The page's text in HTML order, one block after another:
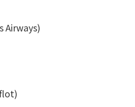
Airways)